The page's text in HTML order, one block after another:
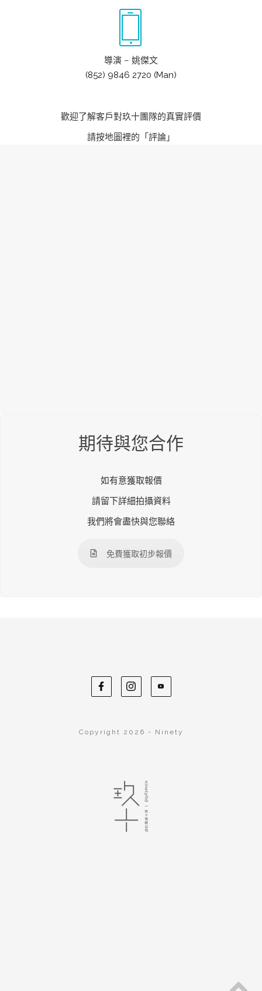
導演 – 姚傑文
(852) 9846 2720 (Man)
歡迎了解客戶對玖十團隊的真實評價
請按地圖裡的「評論」
期待與您合作
如有意獲取報價
請留下詳細拍攝資料
我們將會盡快與您聯絡
免費獲取初步報價
Copyright 2026 - Ninety